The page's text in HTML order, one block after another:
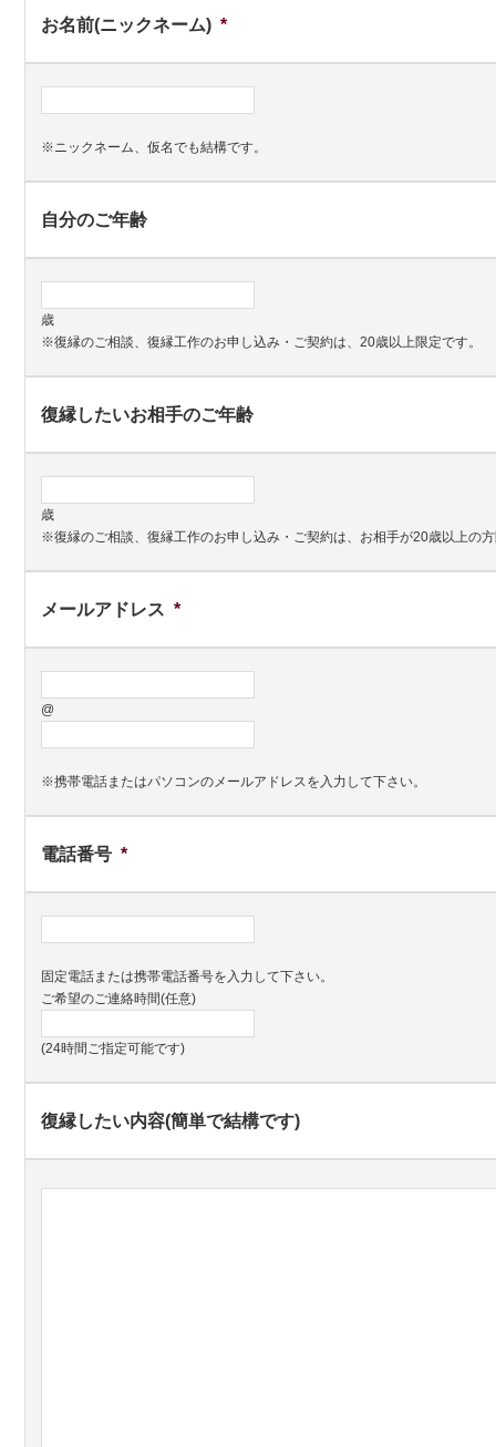
お名前(ニックネーム) *
※ニックネーム、仮名でも結構です。
自分のご年齢
歳
※復縁のご相談、復縁工作のお申し込み・ご契約は、20歳以上限定です。
復縁したいお相手のご年齢
歳
※復縁のご相談、復縁工作のお申し込み・ご契約は、お相手が20歳以上の
メールアドレス *
@
※携帯電話またはパソコンのメールアドレスを入力して下さい。
電話番号 *
固定電話または携帯電話番号を入力して下さい。
ご希望のご連絡時間(任意)
(24時間ご指定可能です)
復縁したい内容(簡単で結構です)